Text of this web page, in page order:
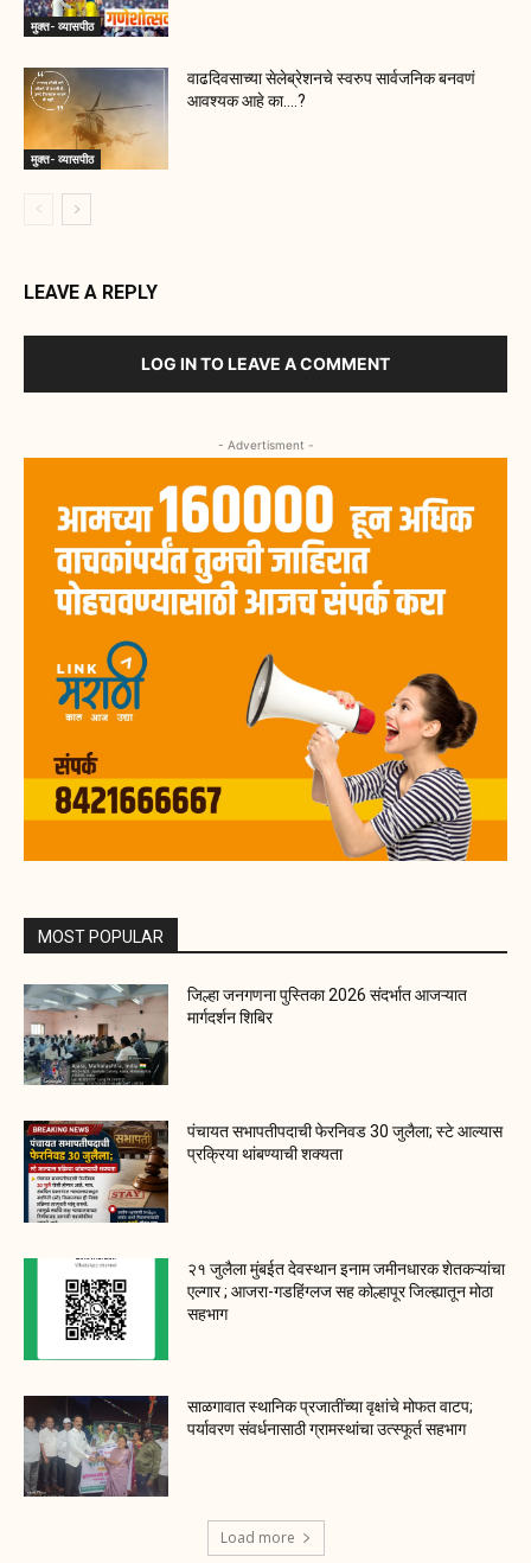
मुक्त- व्यासपीठ
मुक्त- व्यासपीठ
वाढदिवसाच्या सेलेब्रेशनचे स्वरुप सार्वजनिक बनवणं
आवश्यक आहे का….?
LEAVE A REPLY
LOG IN TO LEAVE A COMMENT
- Advertisment -
MOST POPULAR
जिल्हा जनगणना पुस्तिका 2026 संदर्भात आजऱ्यात
मार्गदर्शन शिबिर
पंचायत सभापतीपदाची फेरनिवड 30 जुलैला; स्टे आल्यास
प्रक्रिया थांबण्याची शक्यता
२१ जुलैला मुंबईत देवस्थान इनाम जमीनधारक शेतकऱ्यांचा
एल्गार ; आजरा-गडहिंग्लज सह कोल्हापूर जिल्ह्यातून मोठा
सहभाग
साळगावात स्थानिक प्रजातींच्या वृक्षांचे मोफत वाटप;
पर्यावरण संवर्धनासाठी ग्रामस्थांचा उत्स्फूर्त सहभाग
Load more